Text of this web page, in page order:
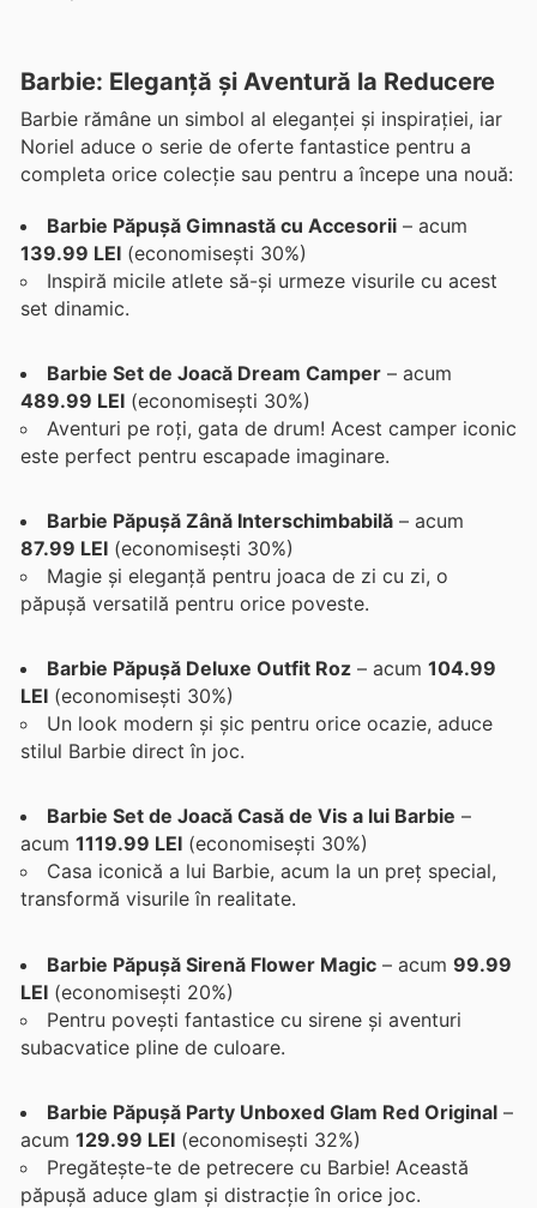
Barbie: Eleganță și Aventură la Reducere
Barbie rămâne un simbol al eleganței și inspirației, iar
Noriel aduce o serie de oferte fantastice pentru a
completa orice colecție sau pentru a începe una nouă:
Barbie Păpușă Gimnastă cu Accesorii – acum
139.99 LEI (economisești 30%)
Inspiră micile atlete să-și urmeze visurile cu acest
set dinamic.
Barbie Set de Joacă Dream Camper – acum
489.99 LEI (economisești 30%)
Aventuri pe roți, gata de drum! Acest camper iconic
este perfect pentru escapade imaginare.
Barbie Păpușă Zână Interschimbabilă – acum
87.99 LEI (economisești 30%)
Magie și eleganță pentru joaca de zi cu zi, o
păpușă versatilă pentru orice poveste.
Barbie Păpușă Deluxe Outfit Roz – acum 104.99
LEI (economisești 30%)
Un look modern și șic pentru orice ocazie, aduce
stilul Barbie direct în joc.
Barbie Set de Joacă Casă de Vis a lui Barbie –
acum 1119.99 LEI (economisești 30%)
Casa iconică a lui Barbie, acum la un preț special,
transformă visurile în realitate.
Barbie Păpușă Sirenă Flower Magic – acum 99.99
LEI (economisești 20%)
Pentru povești fantastice cu sirene și aventuri
subacvatice pline de culoare.
Barbie Păpușă Party Unboxed Glam Red Original –
acum 129.99 LEI (economisești 32%)
Pregătește-te de petrecere cu Barbie! Această
păpușă aduce glam și distracție în orice joc.